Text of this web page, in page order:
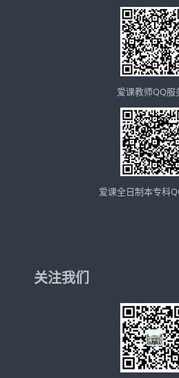
爱课教师QQ服
爱课全日制本专科
关注我们